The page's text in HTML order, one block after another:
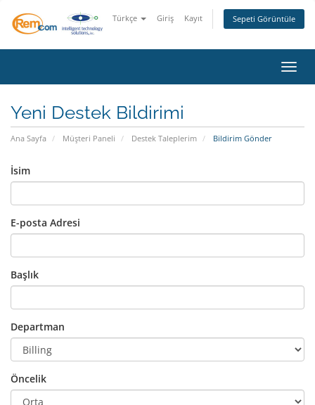
Türkçe Giriş Kayıt Sepeti Görüntüle
Yeni Destek Bildirimi
Ana Sayfa Müşteri Paneli Destek Taleplerim Bildirim Gönder
İsim
E-posta Adresi
Başlık
Departman
Öncelik